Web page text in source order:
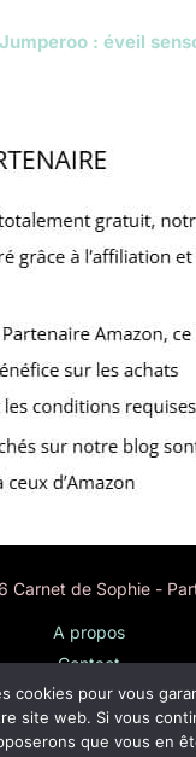
: éveil
de Sophie -
A propos
Contact
Plan du site
Mentions légales
cookies pour vous
site web. Si vous
que vous en